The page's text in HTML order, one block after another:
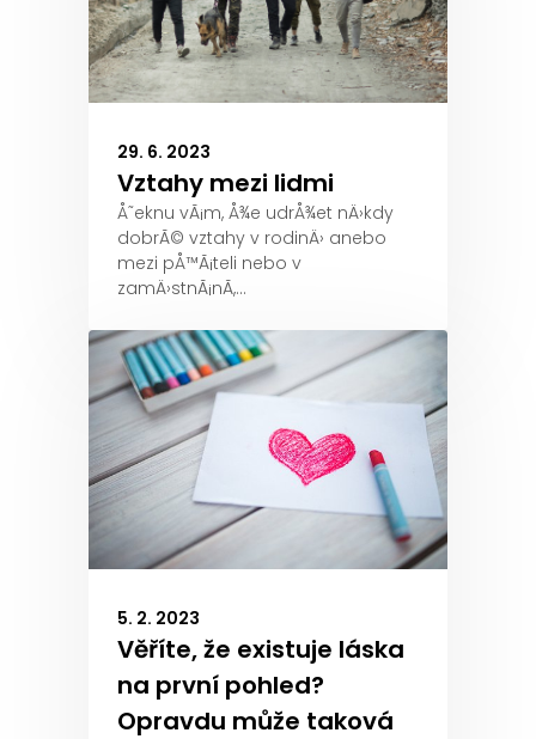
29. 6. 2023
Vztahy mezi lidmi
Å˜eknu vÃ¡m, Å¾e udrÅ¾et nÄ›kdy
dobrÃ© vztahy v rodinÄ› anebo
mezi pÅ™Ã¡teli nebo v
zamÄ›stnÃ¡nÃ­,…
5. 2. 2023
Věříte, že existuje láska
na první pohled?
Opravdu může taková